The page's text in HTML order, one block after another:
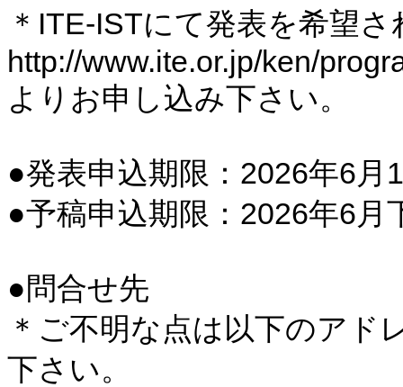
＊ITE-ISTにて発表を希望さ
http://www.ite.or.jp/ken/
よりお申し込み下さい。
●発表申込期限：2026年6月
●予稿申込期限：2026年6月
●問合せ先
＊ご不明な点は以下のアド
下さい。